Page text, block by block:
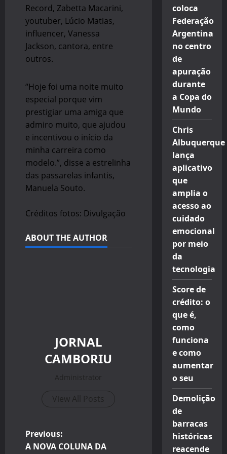
Record, Zabetta Macarini,
youtuber, Lúcio Matias,
influencer, Vanessa
Jackson, cantora, entre
outros.
“Hoje foi uma noite muito
especial porque vim
prestigiar uma amiga que
admiro muito, que ajudou
e incentivou o início da
minha carreira como
modelo.”, disse a estrelinha
das passarelas infantis,
Manuela Souto.
Créditos fotos: Divulgação
ABOUT THE AUTHOR
JORNAL
CAMBORIU
Administrator
View All Posts
P
Previous:
A NOVA COLUNA DA
coloca
Federação
Argentina
no centro
de
apuração
durante
a Copa do
Mundo
Chris
Albuquerque
lança
aplicativo
que
amplia o
acesso ao
cuidado
emocional
por meio
da
tecnologia
Score de
crédito: o
que é,
como
funciona
e como
aumentar
o seu
Demolição
de
barracas
históricas
reacende